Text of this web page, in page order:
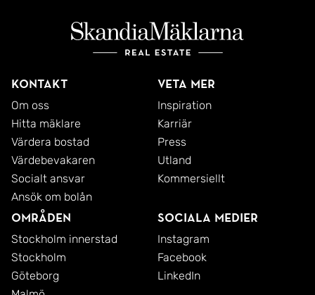
Kontakt
Om oss
Hitta mäklare
Värdera bostad
Värdebevakaren
Socialt ansvar
Ansök om bolån
Veta mer
Inspiration
Karriär
Press
Utland
Kommersiellt
Områden
Stockholm innerstad
Stockholm
Göteborg
Sociala medier
Instagram
Facebook
LinkedIn